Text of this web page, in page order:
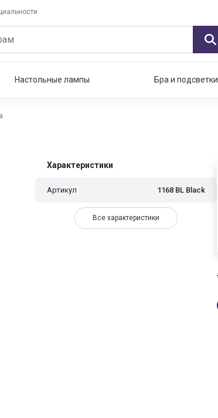
Настольные лампы Бра и подсветки
Характеристики
Артикул 1168 BL Black
Все характеристики